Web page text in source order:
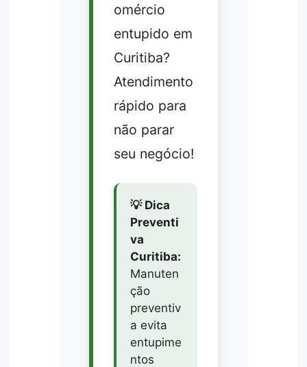
omércio
entupido em
Curitiba?
Atendimento
rápido para
não parar
seu negócio!
💡 Dica
Preventi
va
Curitiba:
Manuten
ção
preventiv
a evita
entupime
ntos